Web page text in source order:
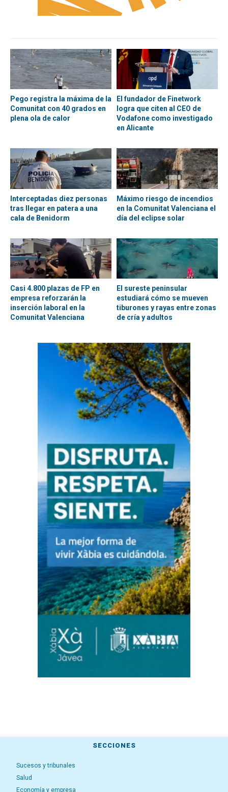
Pego registra la máxima de la
Comunitat con 40 grados en
plena ola de calor
El fundador de Finetwork
logra que citen al CEO de
Vodafone como investigado
en Alicante
Interceptadas diez personas
tras llegar en patera a una
cala de Benidorm
Máximo riesgo de incendios
en la Comunitat Valenciana el
día del eclipse solar
Casi 4.800 plazas de FP en
empresa reforzarán la
inserción laboral en la
Comunitat Valenciana
El sureste peninsular
estudiará cómo se mueven
tiburones y rayas entre zonas
de cría y adultos
SECCIONES
Sucesos y tribunales
Salud
Economía y empresa